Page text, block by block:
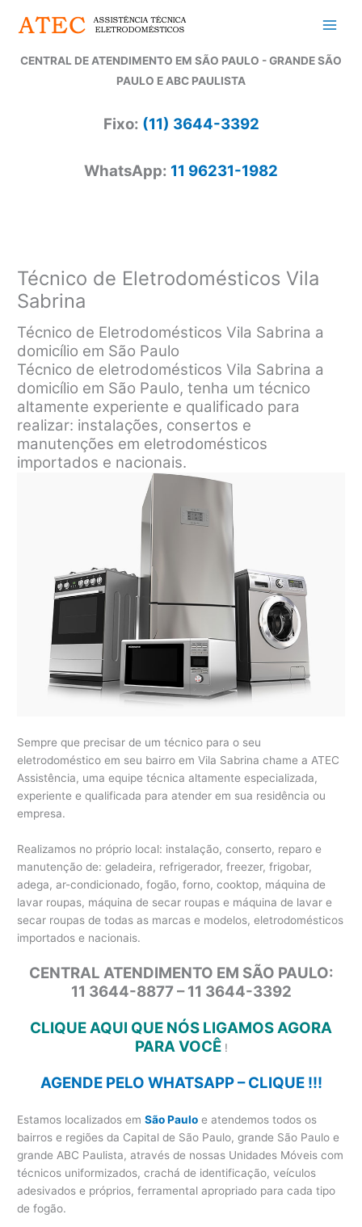
para
conteúdo
CENTRAL DE ATENDIMENTO EM SÃO PAULO - GRANDE SÃO
PAULO E ABC PAULISTA
Fixo: (11) 3644-3392
WhatsApp: 11 96231-1982
Técnico de Eletrodomésticos Vila
Sabrina
Técnico de Eletrodomésticos Vila Sabrina a
domicílio em São Paulo
Técnico de eletrodomésticos Vila Sabrina a
domicílio em São Paulo, tenha um técnico
altamente experiente e qualificado para
realizar: instalações, consertos e
manutenções em eletrodomésticos
importados e nacionais.
Sempre que precisar de um técnico para o seu
eletrodoméstico em seu bairro em Vila Sabrina chame a ATEC
Assistência, uma equipe técnica altamente especializada,
experiente e qualificada para atender em sua residência ou
empresa.
Realizamos no próprio local: instalação, conserto, reparo e
manutenção de: geladeira, refrigerador, freezer, frigobar,
adega, ar-condicionado, fogão, forno, cooktop, máquina de
lavar roupas, máquina de secar roupas e máquina de lavar e
secar roupas de todas as marcas e modelos, eletrodomésticos
importados e nacionais.
CENTRAL ATENDIMENTO EM SÃO PAULO:
11 3644-8877 – 11 3644-3392
CLIQUE AQUI QUE NÓS LIGAMOS AGORA
PARA VOCÊ!
AGENDE PELO WHATSAPP – CLIQUE !!!
Estamos localizados emSão Paulo e atendemos todos os
bairros e regiões da Capital de São Paulo, grande São Paulo e
grande ABC Paulista, através de nossas Unidades Móveis com
técnicos uniformizados, crachá de identificação, veículos
adesivados e próprios, ferramental apropriado para cada tipo
de fogão.